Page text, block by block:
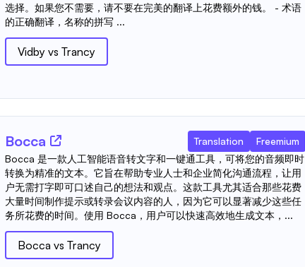
选择。如果您不需要，请不要在完美的翻译上花费额外的钱。 - 术语
的正确翻译，名称的拼写 ...
Vidby vs Trancy
Bocca Translation
Freemium
Bocca 是一款人工智能语音转文字和一键通工具，可将您的音频即时
转换为精准的文本。它旨在帮助专业人士和企业简化沟通流程，让用
户无需打字即可口述自己的想法和观点。这款工具尤其适合那些花费
大量时间制作提示或转录会议内容的人，因为它可以显著减少这些任
务所花费的时间。使用 Bocca，用户可以快速高效地生成文本，...
Bocca vs Trancy